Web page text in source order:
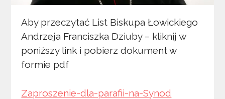
Aby przeczytać List Biskupa Łowickiego
Andrzeja Franciszka Dziuby – kliknij w
poniższy link i pobierz dokument w
formie pdf
Zaproszenie-dla-parafii-na-Synod